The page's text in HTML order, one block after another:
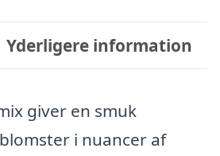
Yderligere information
giver en smuk
i nuancer af